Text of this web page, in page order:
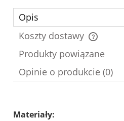
Opis
Koszty dostawy
Cena nie zawiera ewentualnych
Produkty powiązane
Opinie o produkcie (0)
Materiały: